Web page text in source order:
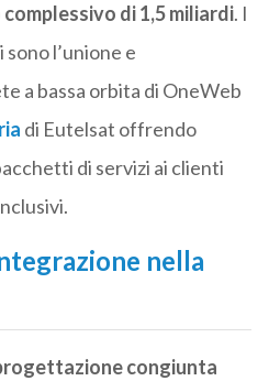
di 1,5 miliardi. I
l’unione e
a bassa orbita di OneWeb
di Eutelsat offrendo
di servizi ai clienti
nella
congiunta